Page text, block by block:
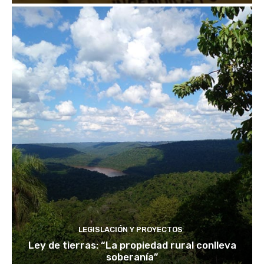
LEGISLACIÓN Y PROYECTOS
Ley de tierras: “La propiedad rural conlleva
soberanía”